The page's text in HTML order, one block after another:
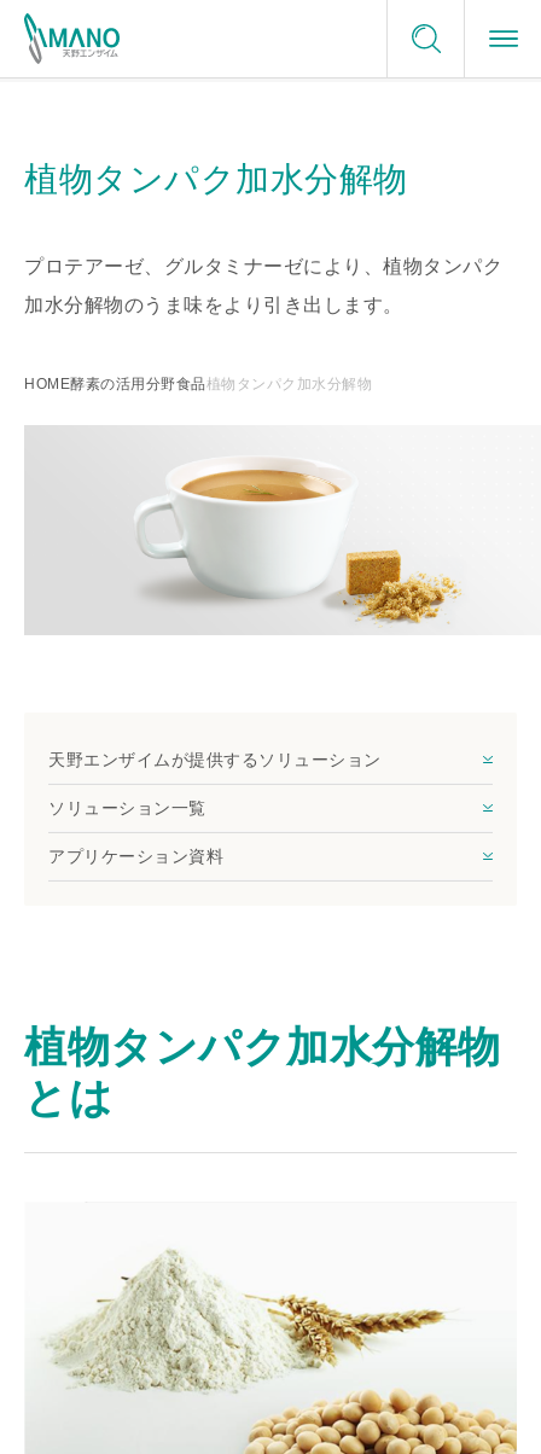
酵素の活用分野トップ
メディカル
グリーンケミストリー
選ばれる理由
選ばれる理由トップ
最適ソリューションの提供
信頼できる品質保証
酵素アプリケーションスタジオ
企業情報
サンプルリクエスト
サイトマップ
植物タンパク加水分解物
プロテアーゼ、グルタミナーゼにより、植物タンパク
加水分解物のうま味をより引き出します。
HOME酵素の活用分野食品植物タンパク加水分解物
天野エンザイムが提供するソリューション
ソリューション一覧
アプリケーション資料
植物タンパク加水分解物
とは